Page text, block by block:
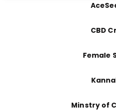
CBD
Female
Minstry of